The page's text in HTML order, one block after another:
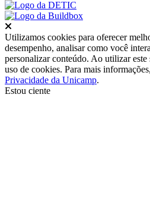
Utilizamos cookies para oferecer
desempenho, analisar como você
personalizar conteúdo. Ao utilizar
uso de cookies. Para mais
Privacidade da Unicamp.
Estou ciente